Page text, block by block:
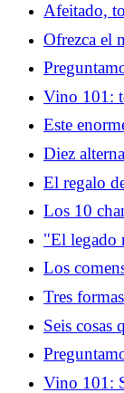
Afeitado,
Kavalan
Ofrezca el
Comté y
el mejor
Vino 101:
Este
las
Estados
Diez
naranja de
El regalo
Prosecco
en estas
Los 10
(MAP)
"El legado
las formas
Los
forma en
Tres
los meses
Seis cosas
Carpano
el
Vino 101: